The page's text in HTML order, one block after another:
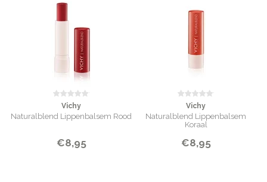
Vichy
Naturalblend Lippenbalsem Rood
€8,95
Vichy
Naturalblend Lippenbalsem
Koraal
€8,95